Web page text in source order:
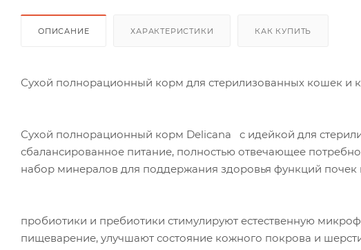
ОПИСАНИЕ ХАРАКТЕРИСТИКИ КАК КУПИТЬ
Сухой полнорационный корм для стерилизованных кошек и
Сухой полнорационный корм Delicana с идейкой для
сбалансированное питание, полностью отвечающее
набор минералов для поддержания здоровья функций почек
пробиотики и пребиотики стимулируют естественную
пищеварение, улучшают состояние кожного покрова и